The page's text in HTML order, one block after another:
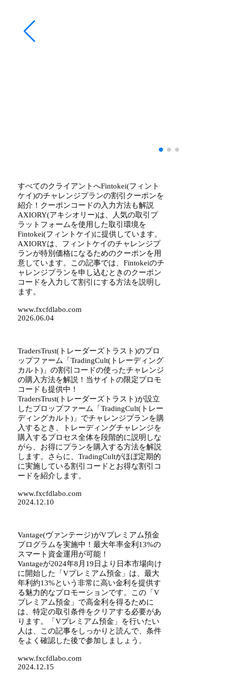
すべてのクライアントへFintokei(フィント
ケイ)のチャレンジプランの割引クーポンを
紹介！クーポンコードの入力方法も解説
AXIORY(アキシオリー)は、人気の取引プ
ラットフォームを使用した取引環境を
Fintokei(フィントケイ)に提供しています。
AXIORYは、フィントケイのチャレンジプ
ランが特別価格になるためのクーポンを用
意しています。この記事では、Fintokeiのチ
ャレンジプランを申し込むときのクーポン
コードを入力して割引にする方法を説明し
ます。
www.fxcfdlabo.com
2026.06.04
TradersTrust(トレーダーズトラスト)のプロ
ップファーム「TradingCult(トレーディング
カルト)」の割引コードの使ったチャレンジ
の購入方法を解説！当サイトの限定プロモ
コードも提供中！
TradersTrust(トレーダーズトラスト)が設立
したプロップファーム「TradingCult(トレー
ディングカルト)」でチャレンジプランを購
入するとき、トレーディングチャレンジを
購入するプロセス全体を段階的に説明しな
がら、お得にプランを購入する方法を解説
します。さらに、TradingCultがほぼ定期的
に実施している割引コードとお得な割引コ
ードを紹介します。
www.fxcfdlabo.com
2024.12.10
Vantage(ヴァンテージ)がVプレミアム預金
プログラムを実施中！最大年率金利13%の
スマート資金運用が可能！
Vantageが2024年8月19日より日本市場向け
に開始した「Vプレミアム預金」は、最大
年利約13%という非常に高い金利を提供す
る魅力的なプロモーションです。この「V
プレミアム預金」で高金利を得るために
は、特定の取引条件をクリアする必要があ
ります。「Vプレミアム預金」を行いたい
人は、この記事をしっかりと読んで、条件
をよく確認した後で参加しましょう。
www.fxcfdlabo.com
2024.12.15